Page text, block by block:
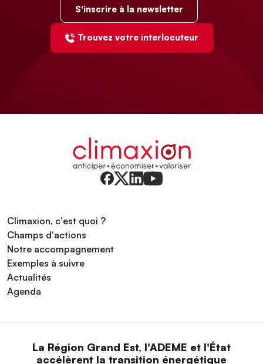
S'inscrire à la newsletter
Trouvez votre interlocuteur
Climaxion, c'est quoi ?
Champs d'actions
Notre accompagnement
Exemples à suivre
Actualités
Agenda
La Région Grand Est, l'ADEME et l'État
accélèrent la transition énergétique